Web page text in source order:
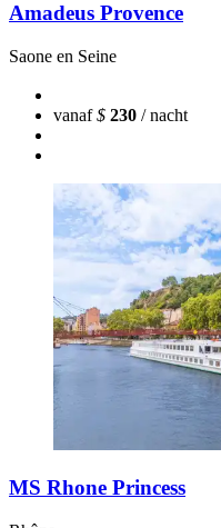
Amadeus Provence
Saone en Seine
vanaf$ 230 / nacht
MS Rhone Princess